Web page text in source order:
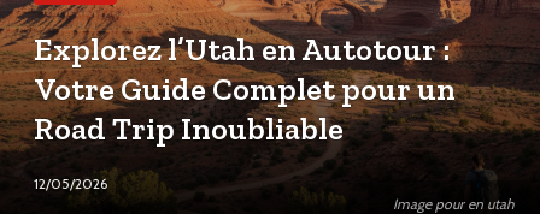
Image pour en utah
Explorez l’Utah en Autotour :
Votre Guide Complet pour un
Road Trip Inoubliable
12/05/2026